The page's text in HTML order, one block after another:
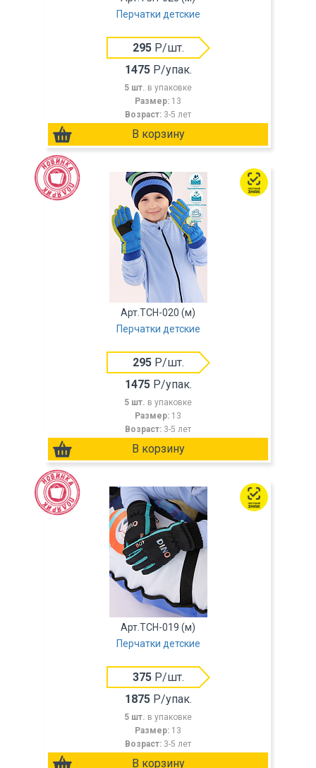
Перчатки детские
295Р/шт.
1475Р/упак.
5 шт. в упаковке
Размер: 13
Возраст: 3-5 лет
Арт.TCH-020 (м)
Перчатки детские
295Р/шт.
1475Р/упак.
5 шт. в упаковке
Размер: 13
Возраст: 3-5 лет
Арт.TCH-019 (м)
Перчатки детские
375Р/шт.
1875Р/упак.
5 шт. в упаковке
Размер: 13
Возраст: 3-5 лет